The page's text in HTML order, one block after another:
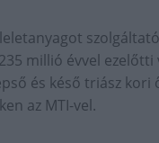
millió évvel
és késő triász
az MTI-vel.